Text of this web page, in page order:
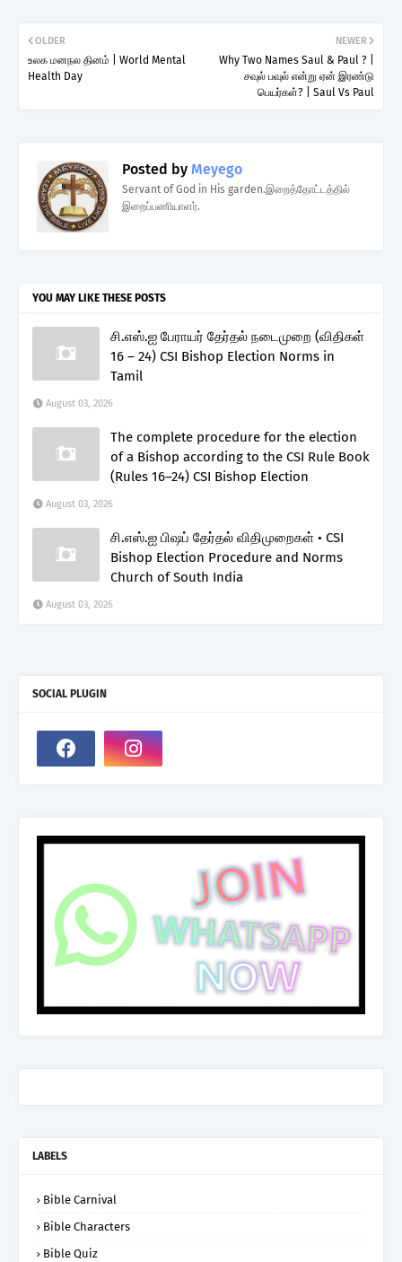
NEWER
Why Two Names Saul & Paul ? |
சவுல் பவுல் என்று ஏன் இரண்டு
பெயர்கள்? | Saul Vs Paul
OLDER
உலக மனநல தினம் | World Mental
Health Day
Posted by Meyego
Servant of God in His garden.இறைத்தோட்டத்தில்
இறைப்பணியாளர்.
YOU MAY LIKE THESE POSTS
சி.எஸ்.ஐ பேராயர் தேர்தல் நடைமுறை (விதிகள்
16 – 24) CSI Bishop Election Norms in
Tamil
August 03, 2026
The complete procedure for the election
of a Bishop according to the CSI Rule Book
(Rules 16–24) CSI Bishop Election
August 03, 2026
சி.எஸ்.ஐ பிஷப் தேர்தல் விதிமுறைகள் • CSI
Bishop Election Procedure and Norms
Church of South India
August 03, 2026
SOCIAL PLUGIN
LABELS
Bible Carnival
Bible Characters
Bible Quiz